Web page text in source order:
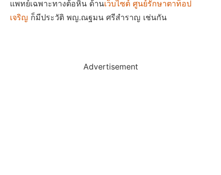
แพทย์เฉพาะทางต้อหิน ด้านเว็บไซต์ ศูนย์รักษาตาท็อป
เจริญ ก็มีประวัติ พญ.ณฐมน ศรีสำราญ เช่นกัน
Advertisement